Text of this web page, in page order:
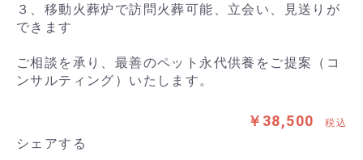
３、移動火葬炉で訪問火葬可能、立会い、見送りが
できます
ご相談を承り、最善のペット永代供養をご提案（コ
ンサルティング）いたします。
￥38,500 税込
シェアする